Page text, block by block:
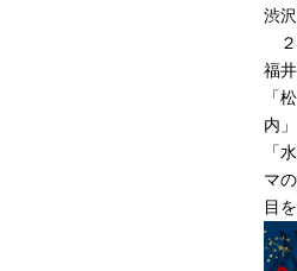
渋
２
福
「
内
「
マ
目